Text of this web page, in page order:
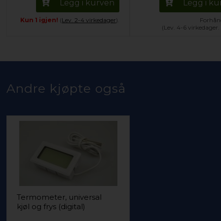
Legg i kurven
Kun 1 igjen! (Lev. 2-4 virkedager).
Legg i
(Lev. 4-6 virkedager.
Andre kjøpte også
Termometer, universal
kjøl og frys (digital)